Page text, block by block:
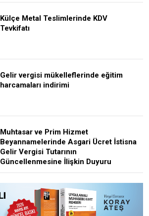
Külçe Metal Teslimlerinde KDV
Tevkifatı
Gelir vergisi mükelleflerinde eğitim
harcamaları indirimi
Muhtasar ve Prim Hizmet
Beyannamelerinde Asgari Ücret İstisna
Gelir Vergisi Tutarının
Güncellenmesine İlişkin Duyuru